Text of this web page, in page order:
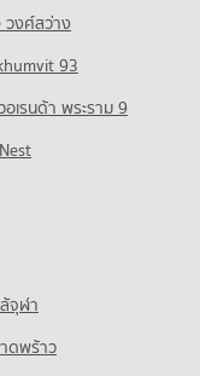
วงศ์สว่าง
93
เรนด้า พระราม 9
จุฬา
ดพร้าว